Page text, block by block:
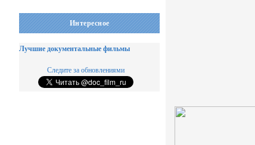
Интересное
Лучшие документальные фильмы
Следите за обновлениями